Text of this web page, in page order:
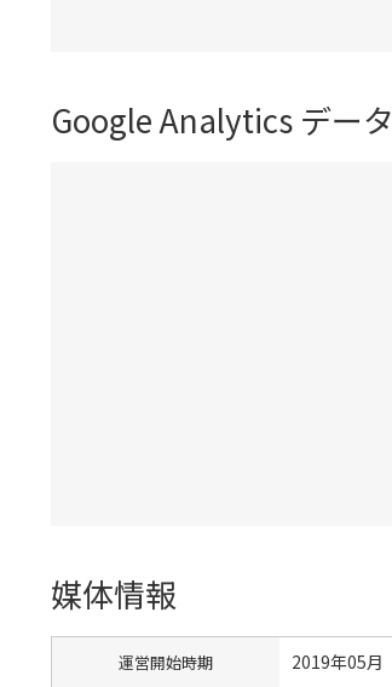
Google Analytics データ
媒体情報
運営開始時期 2019年05月